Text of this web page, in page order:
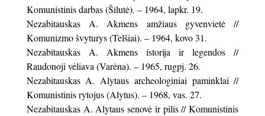
Komunistinis darbas (Šilutė). – 1964, lapkr. 19.
Nezabitauskas A. Akmens amžiaus gyvenvietė //
Komunizmo švyturys (Telšiai). – 1964, kovo 31.
Nezabitauskas A. Akmens istorija ir legendos //
Raudonoji vėliava (Varėna). – 1965, rugpj. 26.
Nezabitauskas A. Alytaus archeologiniai paminklai //
Komunistinis rytojus (Alytus). – 1968, vas. 27.
Nezabitauskas A. Alytaus senovė ir pilis // Komunistinis